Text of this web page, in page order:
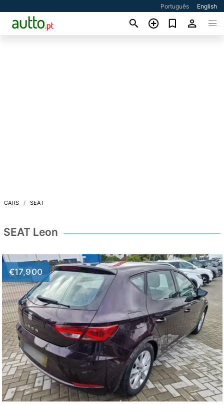
Português English
CARS SEAT
SEAT Leon
€17,900